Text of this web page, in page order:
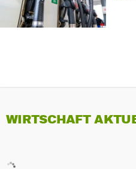
WIRTSCHAFT